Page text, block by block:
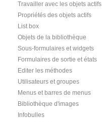
Travailler avec les objets actifs
Propriétés des objets actifs
List box
Objets de la bibliothèque
Sous-formulaires et widgets
Formulaires de sortie et états
Editer les méthodes
Utilisateurs et groupes
Menus et barres de menus
Bibliothèque d'images
Infobulles